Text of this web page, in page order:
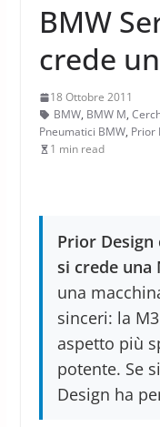
BMW
crede
18 Ottobre 2011
BMW, BMW M,
Pneumatici BMW, Prior
1 min read
Prior Design
si crede una
una
sinceri: la
aspetto più
potente. Se
Design ha